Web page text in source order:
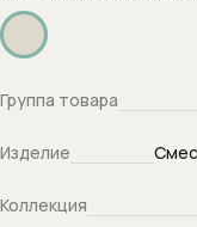
Диверторы
Группа товара
Изделие
Коллекция